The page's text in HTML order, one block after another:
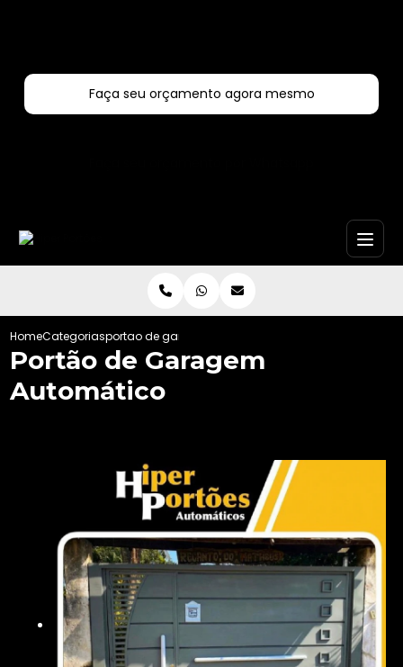
Faça seu orçamento agora mesmo
HomeCategoriasportao de garagem automatico
Portão de Garagem
Automático